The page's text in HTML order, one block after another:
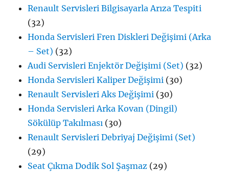
Renault Servisleri Bilgisayarla Arıza Tespiti
(32)
Honda Servisleri Fren Diskleri Değişimi (Arka
– Set) (32)
Audi Servisleri Enjektör Değişimi (Set) (32)
Honda Servisleri Kaliper Değişimi (30)
Renault Servisleri Aks Değişimi (30)
Honda Servisleri Arka Kovan (Dingil)
Sökülüp Takılması (30)
Renault Servisleri Debriyaj Değişimi (Set)
(29)
Seat Çıkma Dodik Sol Şaşmaz (29)